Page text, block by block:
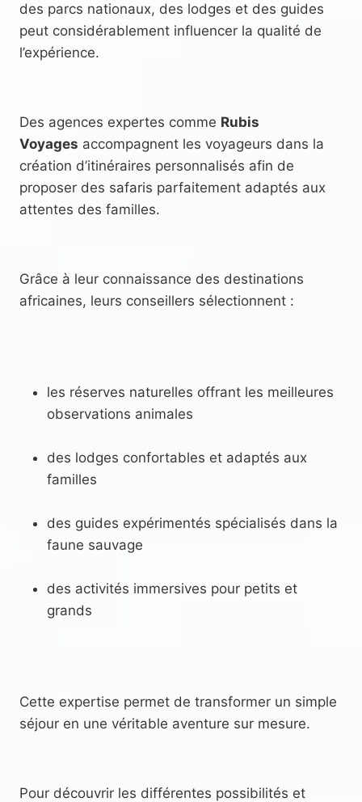
des parcs nationaux, des lodges et des guides
peut considérablement influencer la qualité de
l’expérience.
Des agences expertes comme Rubis
Voyages accompagnent les voyageurs dans la
création d’itinéraires personnalisés afin de
proposer des safaris parfaitement adaptés aux
attentes des familles.
Grâce à leur connaissance des destinations
africaines, leurs conseillers sélectionnent :
les réserves naturelles offrant les meilleures
observations animales
des lodges confortables et adaptés aux
familles
des guides expérimentés spécialisés dans la
faune sauvage
des activités immersives pour petits et
grands
Cette expertise permet de transformer un simple
séjour en une véritable aventure sur mesure.
Pour découvrir les différentes possibilités et